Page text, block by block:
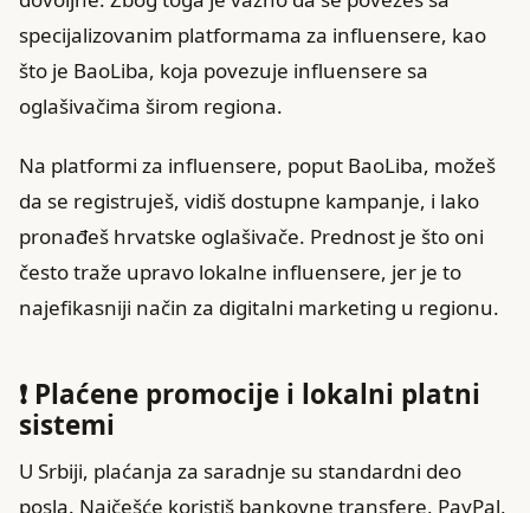
specijalizovanim platformama za influensere, kao
što je BaoLiba, koja povezuje influensere sa
oglašivačima širom regiona.
Na platformi za influensere, poput BaoLiba, možeš
da se registruješ, vidiš dostupne kampanje, i lako
pronađeš hrvatske oglašivače. Prednost je što oni
često traže upravo lokalne influensere, jer je to
najefikasniji način za digitalni marketing u regionu.
❗ Plaćene promocije i lokalni platni
sistemi
U Srbiji, plaćanja za saradnje su standardni deo
posla. Najčešće koristiš bankovne transfere, PayPal,